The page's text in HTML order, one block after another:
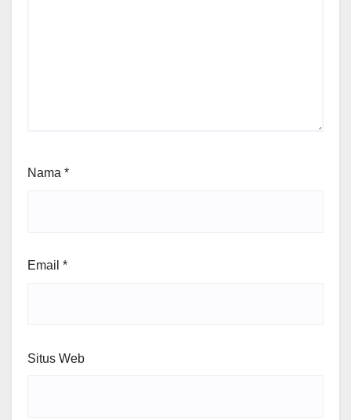
Nama *
Email *
Situs Web